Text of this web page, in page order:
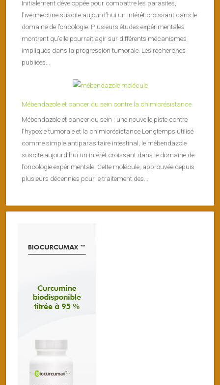
Initialement développée pour combattre les parasites,
l’ivermectine suscite aujourd’hui un intérêt croissant dans le
domaine de l’oncologie. Plusieurs études expérimentales
montrent qu’elle pourrait agir sur différents mécanismes
impliqués dans la progression tumorale. Les recherches
publiées...
Mébendazole et cancer du sein contre la chimiorésistance
Mébendazole et cancer du sein : une nouvelle piste contre
l’hypoxie tumorale et la chimiorésistance Longtemps utilisé
comme simple antiparasitaire intestinal, le mébendazole
suscite aujourd’hui un intérêt croissant dans le domaine de
l’oncologie expérimentale. Cette molécule, approuvée depuis
plusieurs décennies pour le traitement des...